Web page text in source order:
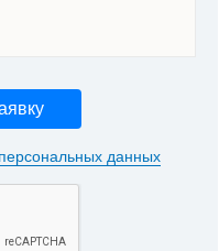
данных